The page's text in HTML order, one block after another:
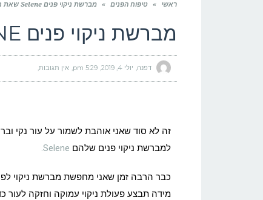
ראשי » טיפוח הפנים » מברשת ניקוי פנים Selene שאת חייבת להכיר
מברשת ניקוי פנים SELENE שאת חייבת להכיר
דפנה יולי 4, 2019 5:29 pm אין תגובות
זה לא סוד שאני אוהבת לשמור על עור נקי
למברשת ניקוי פנים שלהם Selene.
כבר הרבה זמן שאני מחפשת מברשת ניקוי
מידה תבצע פעולת ניקוי עמוקה וחזקה לעור